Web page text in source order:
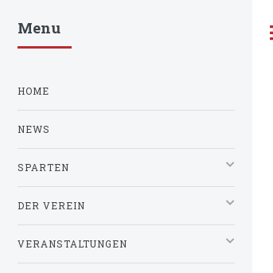
Menu
HOME
NEWS
SPARTEN
DER VEREIN
VERANSTALTUNGEN